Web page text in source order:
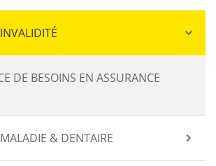
DE BESOINS EN ASSURANCE
& DENTAIRE